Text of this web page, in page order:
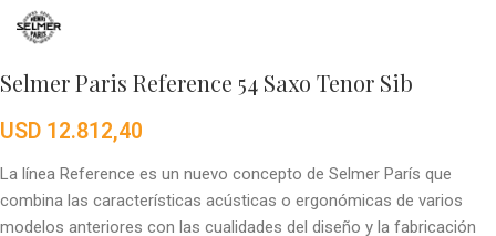
Selmer Paris Reference 54 Saxo Tenor Sib
USD 12.812,40
La línea Reference es un nuevo concepto de Selmer París que
combina las características acústicas o ergonómicas de varios
modelos anteriores con las cualidades del diseño y la fabricación